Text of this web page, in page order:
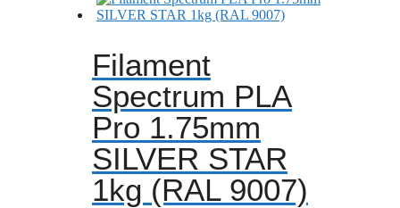
Filament
Spectrum PLA
Pro 1.75mm
SILVER STAR
1kg (RAL 9007)